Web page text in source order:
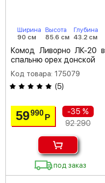
Ширина
90 см
Высота
85.6 см
Глубина
43.2 см
Комод Ливорно ЛК-20 в
спальню орех донской
Код товара: 175079
(5)
59990 Р
-35 %
92 290
под заказ